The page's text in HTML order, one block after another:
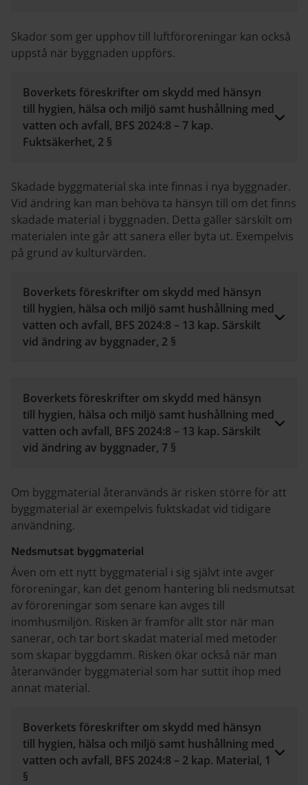
Skador som ger upphov till luftföroreningar kan också
uppstå när byggnaden uppförs.
Boverkets föreskrifter om skydd med hänsyn
till hygien, hälsa och miljö samt hushållning med
vatten och avfall, BFS 2024:8 – 7 kap.
Fuktsäkerhet, 2 §
Skadade byggmaterial ska inte finnas i nya byggnader.
Vid ändring kan man behöva ta hänsyn till om det finns
skadade material i byggnaden. Detta gäller särskilt om
materialen inte går att sanera eller byta ut. Exempelvis
på grund av kulturvärden.
Boverkets föreskrifter om skydd med hänsyn
till hygien, hälsa och miljö samt hushållning med
vatten och avfall, BFS 2024:8 – 13 kap. Särskilt
vid ändring av byggnader, 2 §
Boverkets föreskrifter om skydd med hänsyn
till hygien, hälsa och miljö samt hushållning med
vatten och avfall, BFS 2024:8 – 13 kap. Särskilt
vid ändring av byggnader, 7 §
Om byggmaterial återanvänds är risken större för att
byggmaterial är exempelvis fuktskadat vid tidigare
användning.
Nedsmutsat byggmaterial
Även om ett nytt byggmaterial i sig självt inte avger
föroreningar, kan det genom hantering bli nedsmutsat
av föroreningar som senare kan avges till
inomhusmiljön. Risken är framför allt stor när man
sanerar, och tar bort skadat material med metoder
som skapar byggdamm. Risken ökar också när man
återanvänder byggmaterial som har suttit ihop med
annat material.
Boverkets föreskrifter om skydd med hänsyn
till hygien, hälsa och miljö samt hushållning med
vatten och avfall, BFS 2024:8 – 2 kap. Material, 1
§